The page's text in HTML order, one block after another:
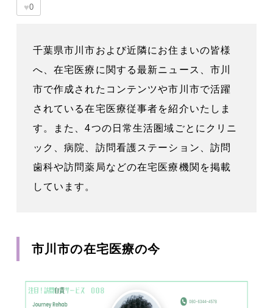
♥0
千葉県市川市および近隣にお住まいの皆様
へ、在宅医療に関する最新ニュース、市川
市で作成されたコンテンツや市川市で活躍
されている在宅医療従事者を紹介いたしま
す。また、4つの日常生活圏域ごとにクリニ
ック、病院、訪問看護ステーション、訪問
歯科や訪問薬局などの在宅医療機関を掲載
しています。
市川市の在宅医療の今